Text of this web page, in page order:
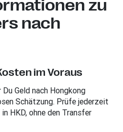
zu
nach
im Voraus
Geld nach Hongkong
Schätzung. Prüfe jederzeit
HKD, ohne den Transfer